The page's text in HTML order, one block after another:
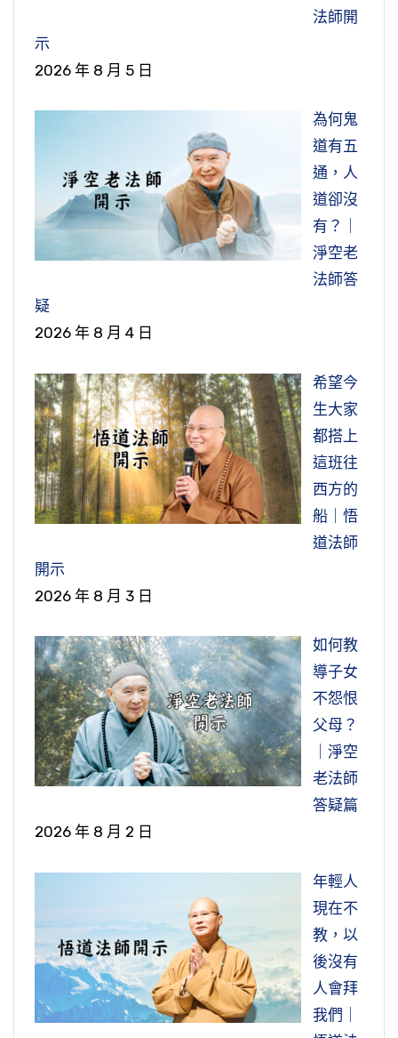
法師開
示
2026 年 8 月 5 日
為何鬼
道有五
通，人
道卻沒
有？｜
淨空老
法師答
疑
2026 年 8 月 4 日
希望今
生大家
都搭上
這班往
西方的
船｜悟
道法師
開示
2026 年 8 月 3 日
如何教
導子女
不怨恨
父母？
｜淨空
老法師
答疑篇
2026 年 8 月 2 日
年輕人
現在不
教，以
後沒有
人會拜
我們｜